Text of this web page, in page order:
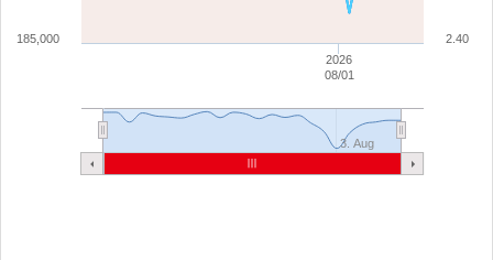
2026
08/01
3. Aug
185,000 2.40